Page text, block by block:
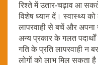
रिश्ते में उतार-चढ़ाव आ
विशेष ध्यान दें। स्वास्थ्य
लापरवाही से बचें और अपना
अन्य प्रकार के गलत
गति के प्रति लापरवाही न
लोगों को लाभ मिल सकता